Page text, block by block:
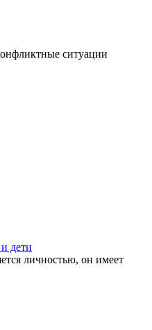
ситуации
дети
личностью, он имеет